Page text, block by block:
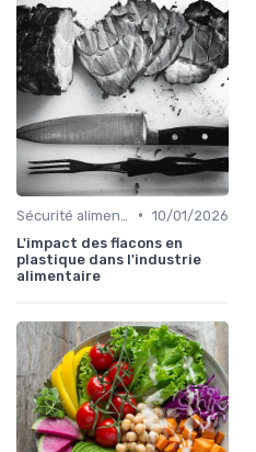
• 10/01/2026
L'impact des flacons en
plastique dans l'industrie
alimentaire